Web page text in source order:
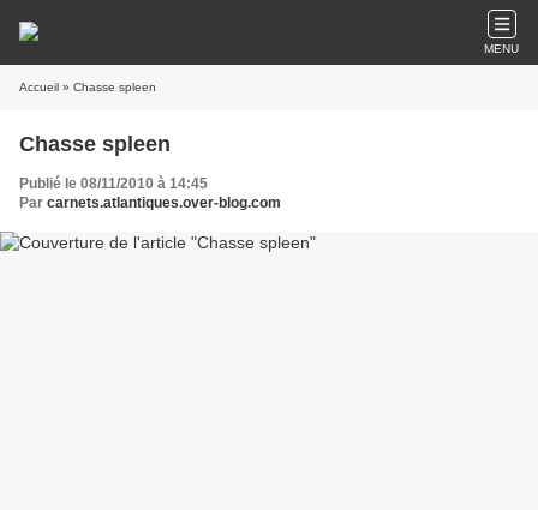
MENU
Accueil » Chasse spleen
Chasse spleen
Publié le 08/11/2010 à 14:45
Par carnets.atlantiques.over-blog.com